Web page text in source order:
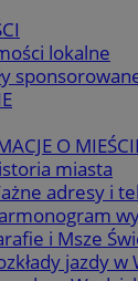
lokalne
O
miasta
adresy i
i Msze
jazdy w